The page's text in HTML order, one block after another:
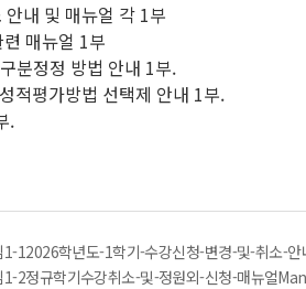
내 및 매뉴얼 각 1부
매뉴얼 1부
정정 방법 안내 1부.
평가방법 선택제 안내 1부.
.
1-12026학년도-1학기-수강신청-변경-및-취
1-2정규학기수강취소-및-정원외-신청-매뉴